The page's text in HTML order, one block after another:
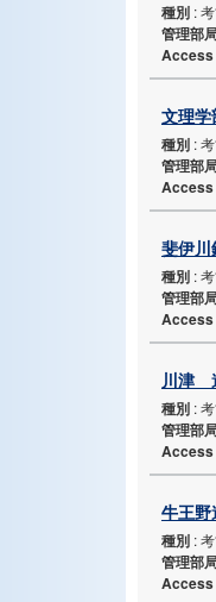
種別 :
管理部
文理
種別 :
管理部
斐伊
種別 :
管理部
川津
種別 :
管理部
牛王
種別 :
管理部